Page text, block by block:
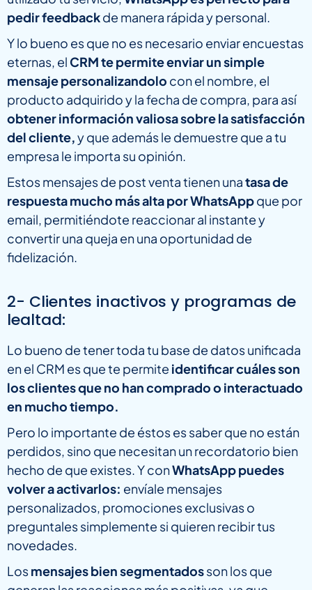
pedir feedbackde manera rápida y personal.
Y lo bueno es que no es necesario enviar encuestas
eternas, el CRM te permite enviar un simple
mensaje personalizandolo con el nombre, el
producto adquirido y la fecha de compra, para así
obtener información valiosa sobre la satisfacción
del cliente,y que además le demuestre que a tu
empresa le importa su opinión.
Estos mensajes de post venta tienen unatasa de
respuesta mucho más alta por WhatsAppque por
email, permitiéndote reaccionar al instante y
convertir una queja en una oportunidad de
fidelización.
2- Clientes inactivos y programas de
lealtad:
Lo bueno de tener toda tu base de datos unificada
en el CRM es que te permite identificar cuáles son
los clientes que no han comprado o interactuado
en mucho tiempo.
Pero lo importante de éstos es saber que no están
perdidos, sino que necesitan un recordatorio bien
hecho de que existes. Y conWhatsApp puedes
volver a activarlos: envíale mensajes
personalizados, promociones exclusivas o
preguntales simplemente si quieren recibir tus
novedades.
Losmensajes bien segmentadosson los que